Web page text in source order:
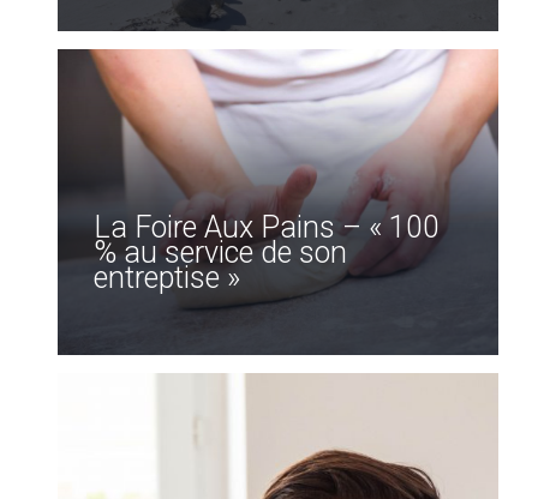
La Foire Aux Pains – « 100
% au service de son
entreptise »